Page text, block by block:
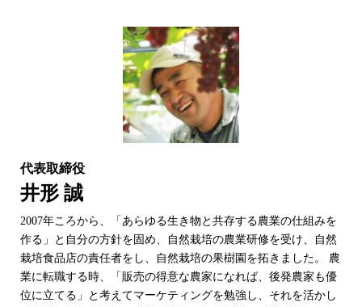
代表取締役
井形 誠
2007年ころから、「あらゆる生き物と共存する農業の仕組みを
作る」と自分の方針を固め、自然栽培の農業研修を受け、自然
栽培食品店の責任者をし、自然栽培の果樹園を拓きました。 農
業に転職する時、「販売の得意な農家になれば、後発農家も優
位に立てる」と考えてマーケティングを勉強し、それを活かし